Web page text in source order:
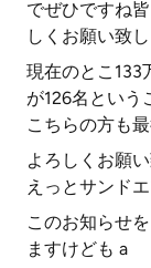
でぜひですね
しくお願い致
現在のとこ133
が126名という
こちらの方も
よろしくお願
えっとサンド
このお知らせ
ますけども a